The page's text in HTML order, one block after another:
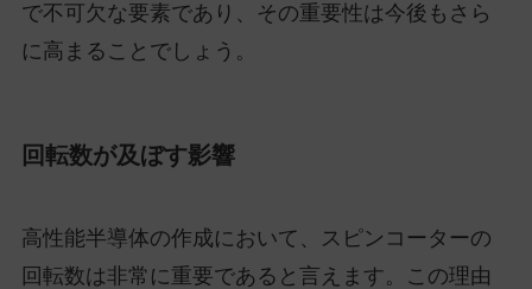
で不可欠な要素であり、その重要性は今後もさら
に高まることでしょう。
回転数が及ぼす影響
高性能半導体の作成において、スピンコーターの
回転数は非常に重要であると言えます。この理由